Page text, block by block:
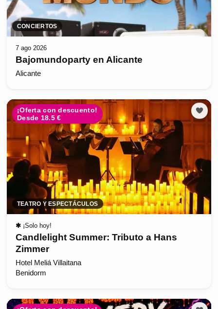
CONCIERTOS
7 ago 2026
Bajomundoparty en Alicante
Alicante
¡Oferta con descuento!
Desde 18.5 €
TEATRO Y ESPECTÁCULOS
✱ ¡Solo hoy!
Candlelight Summer: Tributo a Hans
Zimmer
Hotel Meliá Villaitana
Benidorm